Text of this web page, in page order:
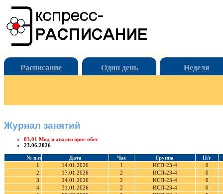
Расписание Один день Неделя
Журнал занятий
03.01 Мод и анализ прог обес
23.06.2026
№ п.п Дата Час Группа
П/г
1.
14.01.2026 1 ИСП-23-4
0
2.
17.01.2026 2 ИСП-23-4
0
3.
24.01.2026 2 ИСП-23-4
0
4.
31.01.2026 2 ИСП-23-4
0